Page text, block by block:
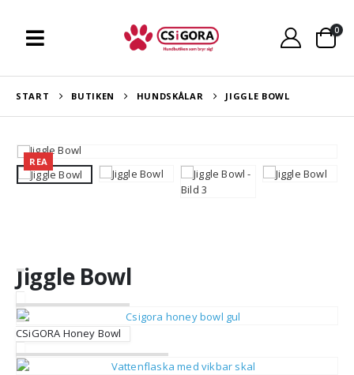
0
START BUTIKEN HUNDSKÅLAR JIGGLE BOWL
REA
Jiggle Bowl
CSiGORA Honey Bowl